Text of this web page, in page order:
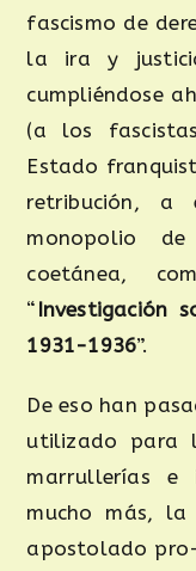
fascismo de
la ira y
cumpliéndose
(a los
Estado
retribución,
monopolio
coetánea,
“ Investigación
1931-1936”.
De eso han
utilizado para
marrullerías
mucho más, la
apostolado